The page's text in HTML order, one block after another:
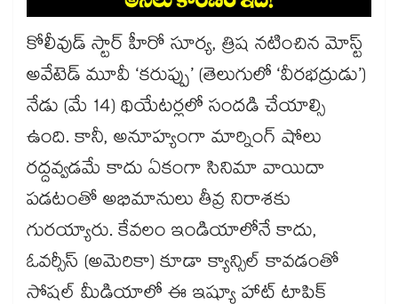
కోలీవుడ్ స్టార్ హీరో సూర్య, త్రిష నటించిన మోస్ట్
అవేటెడ్ మూవీ ‘కరుప్పు’ (తెలుగులో ‘వీరభద్రుడు’)
నేడు (మే 14) థియేటర్లలో సందడి చేయాల్సి
ఉంది. కానీ, అనూహ్యంగా మార్నింగ్ షోలు
రద్దవ్వడమే కాదు ఏకంగా సినిమా వాయిదా
పడటంతో అభిమానులు తీవ్ర నిరాశకు
గురయ్యారు. కేవలం ఇండియాలోనే కాదు,
ఓవర్సీస్ (అమెరికా) కూడా క్యాన్సిల్ కావడంతో
సోషల్ మీడియాలో ఈ ఇష్యూ హాట్ టాపిక్